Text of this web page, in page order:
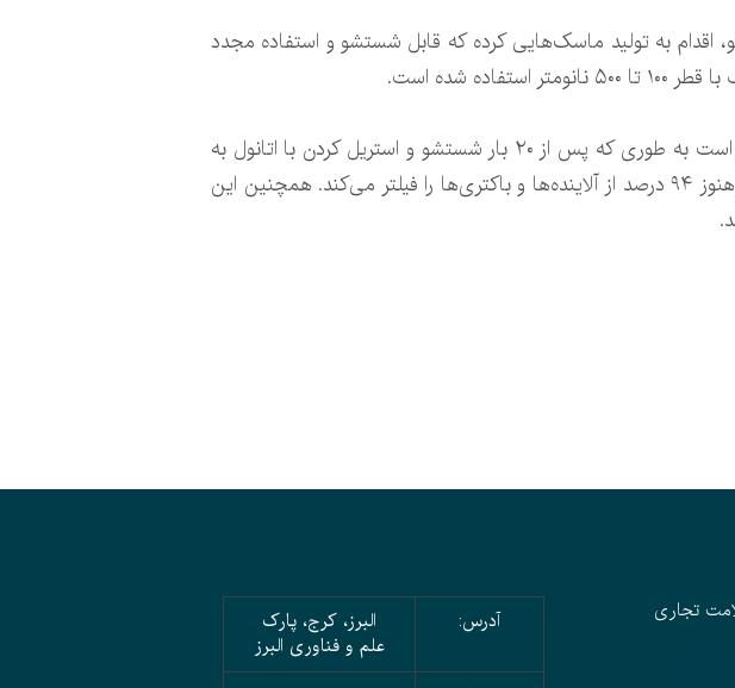
اقدام به تولید ماسک‌هایی کرده که قابل شستشو و استفاده مجدد
شده است.
به گفته سازندگان این ماسک، ماسک فیلترنانو از قاب محکم و کارایی عالی برخوردار است به طوری که پس از ۲۰ بار شستشو و استریل کردن با اتانول به
خوبی کار می‌کند. نتایج نشان می‌دهد که این فیلتر نانو حتی پس از شستشوی مکرر هنوز ۹۴ درصد از آلاینده‌ها و باکتری‌ها را فیلتر می‌کند. همچنین این
تجاری آدرس:
البرز، کرج، پارک
علم و فناوری البرز